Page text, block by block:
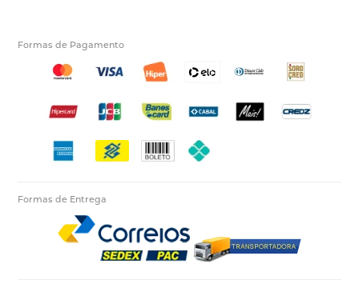
Formas de Pagamento
Formas de Entrega